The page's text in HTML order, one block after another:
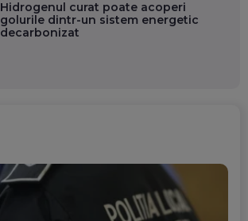
Hidrogenul curat poate acoperi
golurile dintr-un sistem energetic
decarbonizat